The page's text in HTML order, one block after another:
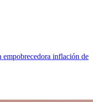
empobrecedora inflación de